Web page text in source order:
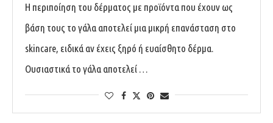
Η περιποίηση του δέρματος με προϊόντα που έχουν ως
βάση τους το γάλα αποτελεί μια μικρή επανάσταση στο
skincare, ειδικά αν έχεις ξηρό ή ευαίσθητο δέρμα.
Ουσιαστικά το γάλα αποτελεί …